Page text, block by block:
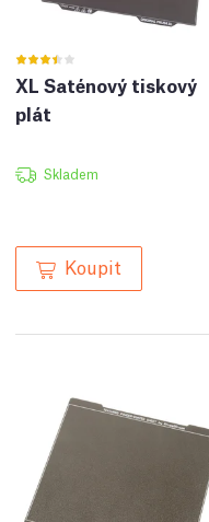
XL Saténový tiskový
plát
Skladem
Koupit